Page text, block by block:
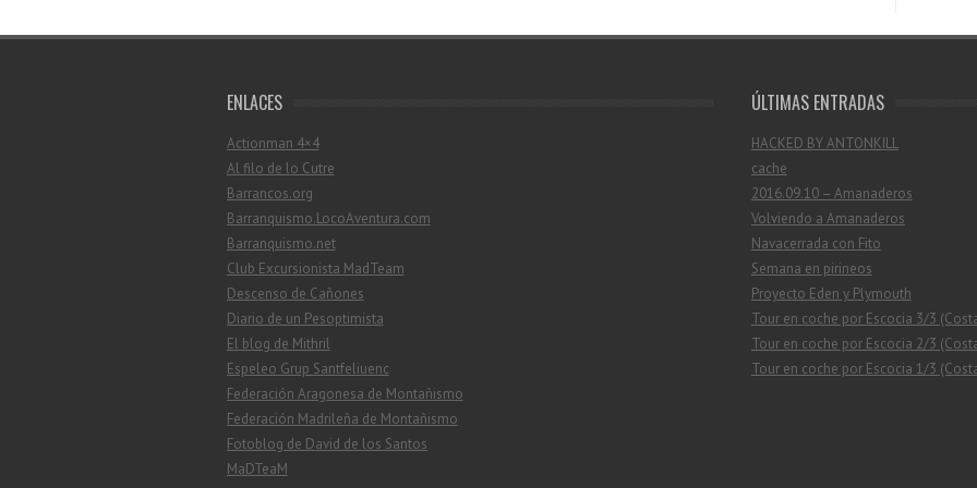
ENLACES
Actionman 4×4
Al filo de lo Cutre
Barrancos.org
Barranquismo.LocoAventura.com
Barranquismo.net
Club Excursionista MadTeam
Descenso de Cañones
Diario de un Pesoptimista
El blog de Mithril
Espeleo Grup Santfeliuenc
Federación Aragonesa de Montañismo
Federación Madrileña de Montañismo
Fotoblog de David de los Santos
MaDTeaM
ÚLTIMAS ENTRADAS
HACKED BY ANTONKILL
cache
2016.09.10 – Amanaderos
Volviendo a Amanaderos
Navacerrada con Fito
Semana en pirineos
Proyecto Eden y Plymouth
Tour en coche por Escocia 3/3
Tour en coche por Escocia 2/3
Tour en coche por Escocia 1/3